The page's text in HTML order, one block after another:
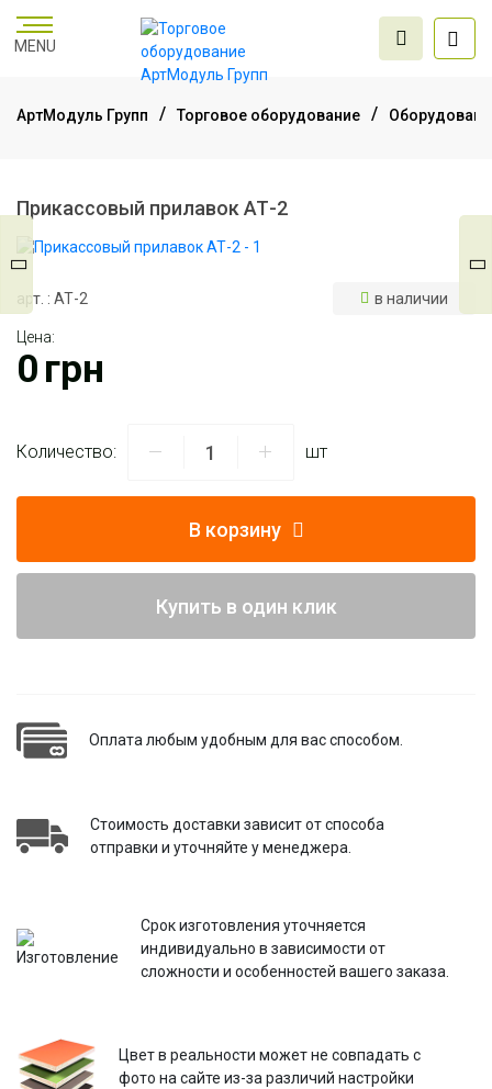
MENU
оборудование
проектирования
АртМодуль Групп Торговое оборудование
Прикассовый прилавок АТ-2
арт. : АТ-2 в наличии
Цена:
0грн
Количество: шт
В корзину
Купить в один клик
Оплата любым удобным для вас способом.
Стоимость доставки зависит от способа
отправки и уточняйте у менеджера.
Срок изготовления уточняется
индивидуально в зависимости от
сложности и особенностей вашего заказа.
Цвет в реальности может не совпадать с
фото на сайте из-за различий настройки